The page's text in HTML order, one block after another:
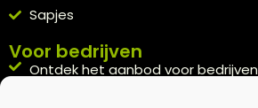
Sapjes
Voor bedrijven
Ontdek het aanbod voor bedrijven